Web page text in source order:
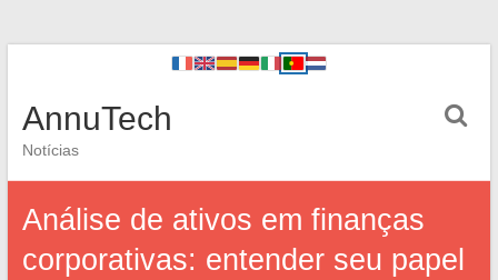
AnnuTech
Notícias
Análise de ativos em finanças
corporativas: entender seu papel